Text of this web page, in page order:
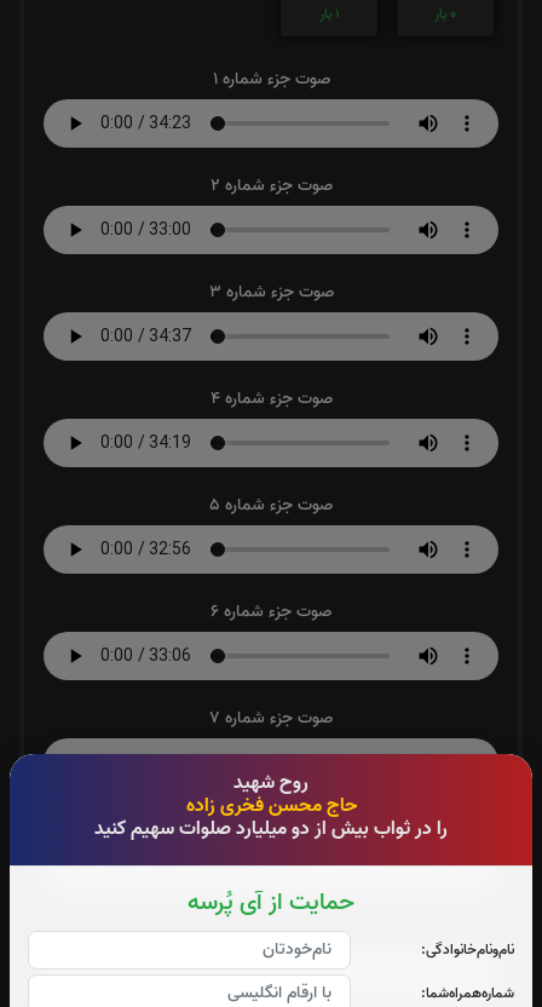
روح شهید
حاج محسن فخری زاده
را در ثواب بیش از دو میلیارد صلوات سهیم کنید
حمایت از آی پُرسه
نام‌و‌نام‌خانوادگی:
شماره‌همراه‌شما:
0 بار
1 بار
صوت جزء شماره 1
صوت جزء شماره 2
صوت جزء شماره 3
صوت جزء شماره 4
صوت جزء شماره 5
صوت جزء شماره 6
صوت جزء شماره 7
صوت جزء شماره 8
صوت جزء شماره 9